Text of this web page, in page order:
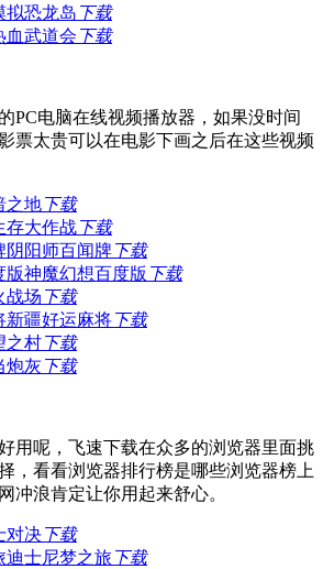
拟恐龙岛 下载
血武道会 下载
PC电脑在线视频播放器，如果没时间
票太贵可以在电影下画之后在这些视频
之地下载
存大作战下载
阴阳师百闻牌下载
神魔幻想百度版 下载
战场 下载
新疆好运麻将下载
之村下载
炮灰 下载
用呢，飞速下载在众多的浏览器里面挑
，看看浏览器排行榜是哪些浏览器榜上
冲浪肯定让你用起来舒心。
对决下载
迪士尼梦之旅 下载